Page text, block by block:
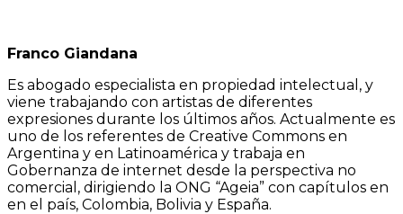
Franco Giandana
Es abogado especialista en propiedad intelectual, y
viene trabajando con artistas de diferentes
expresiones durante los últimos años. Actualmente es
uno de los referentes de Creative Commons en
Argentina y en Latinoamérica y trabaja en
Gobernanza de internet desde la perspectiva no
comercial, dirigiendo la ONG “Ageia” con capítulos en
en el país, Colombia, Bolivia y España.